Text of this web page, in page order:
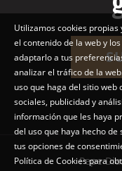
Pepe
Utilizamos cookies
el contenido de la web y
adaptarlo a tus
analizar el tráfico de la
uso que haga del sitio
sociales, publicidad y
información que les haya
del uso que haya hecho
tus opciones de
Política de Cookies para